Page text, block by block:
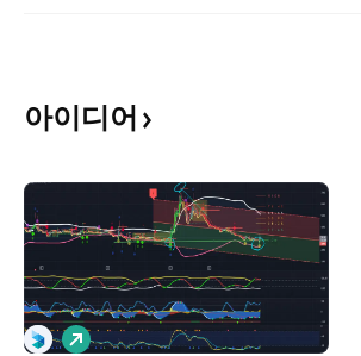
아이디어
롱